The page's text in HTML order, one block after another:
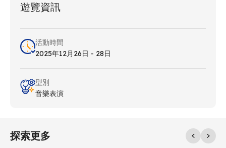
遊覽資訊
活動時間
2025年12月26日 - 28日
型別
音樂表演
探索更多